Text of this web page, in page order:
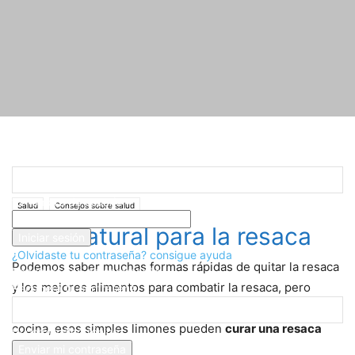
tu nombre de usuario
¿Olvidaste tu contraseña? consigue ayuda
Recuperación de contraseña
Recupera tu contraseña
tu correo electrónico
Salud Consejos sobre salud
Cura natural para la resaca
Podemos saber muchas formas rápidas de quitar la resaca
y los mejores alimentos para combatir la resaca, pero
cocina, esos simples limones puedencurar una resaca